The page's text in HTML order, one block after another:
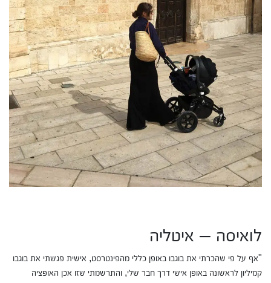
לואיסה – איטליה
"אף על פי שהכרתי את בוגבו באופן כללי מהפינטרסט, אישית פגשתי את בוגבו
קמיליון לראשונה באופן אישי דרך חבר שלי, והתרשמתי שזו אכן האופציה